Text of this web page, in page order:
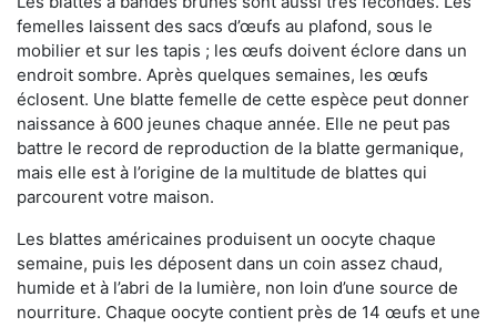
femelles laissent des sacs d’œufs au plafond, sous le
mobilier et sur les tapis ; les œufs doivent éclore dans un
endroit sombre. Après quelques semaines, les œufs
éclosent. Une blatte femelle de cette espèce peut donner
naissance à 600 jeunes chaque année. Elle ne peut pas
battre le record de reproduction de la blatte germanique,
mais elle est à l’origine de la multitude de blattes qui
parcourent votre maison.
Les blattes américaines produisent un oocyte chaque
semaine, puis les déposent dans un coin assez chaud,
humide et à l’abri de la lumière, non loin d’une source de
nourriture. Chaque oocyte contient près de 14 œufs et une